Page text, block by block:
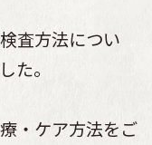
査方法につい
た。
・ケア方法をご